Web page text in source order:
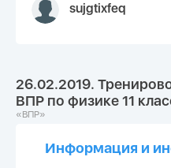
sujgtixfeq
26.02.2019.
ВПР по физике 11
«ВПР»
Информация и